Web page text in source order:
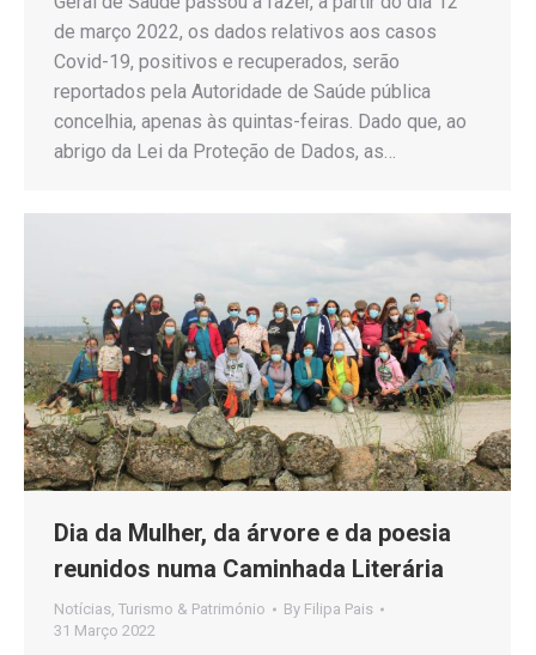
de março 2022, os dados relativos aos casos
Covid-19, positivos e recuperados, serão
reportados pela Autoridade de Saúde pública
concelhia, apenas às quintas-feiras. Dado que, ao
abrigo da Lei da Proteção de Dados, as…
Dia da Mulher, da árvore e da poesia
reunidos numa Caminhada Literária
Notícias Turismo & Património By Filipa Pais
31 Março 2022